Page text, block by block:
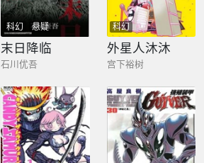
科幻 悬疑
末日降临
石川优吾
科幻
外星人沐沐
宫下裕树